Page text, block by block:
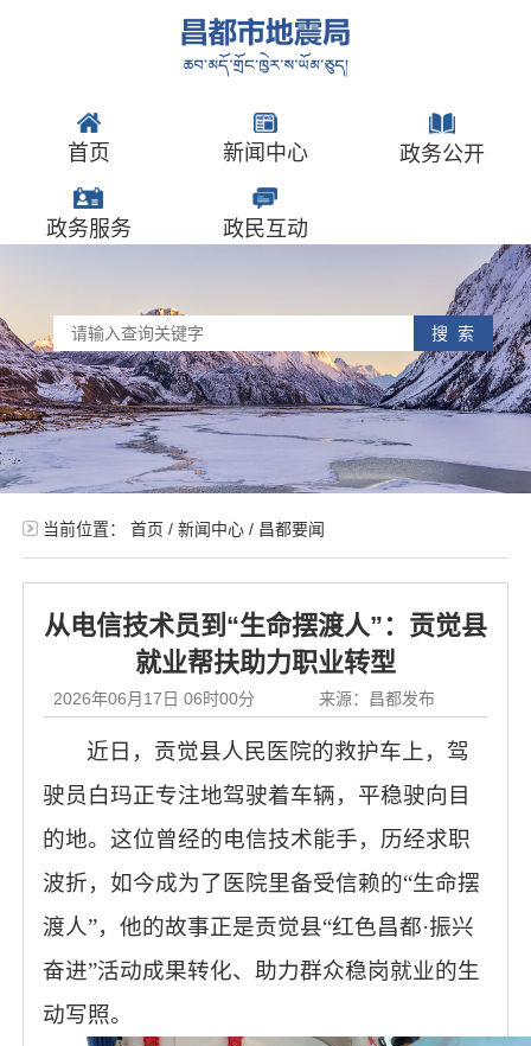
首页 新闻中心 政务公开
政务服务 政民互动
搜 索
当前位置： 首页 / 新闻中心/ 昌都要闻
从电信技术员到“生命摆渡人”：贡觉县
就业帮扶助力职业转型
2026年06月17日 06时00分 来源：昌都发布
近日，贡觉县人民医院的救护车上，驾
驶员白玛正专注地驾驶着车辆，平稳驶向目
的地。这位曾经的电信技术能手，历经求职
波折，如今成为了医院里备受信赖的“生命摆
渡人”，他的故事正是贡觉县“红色昌都·振兴
奋进”活动成果转化、助力群众稳岗就业的生
动写照。